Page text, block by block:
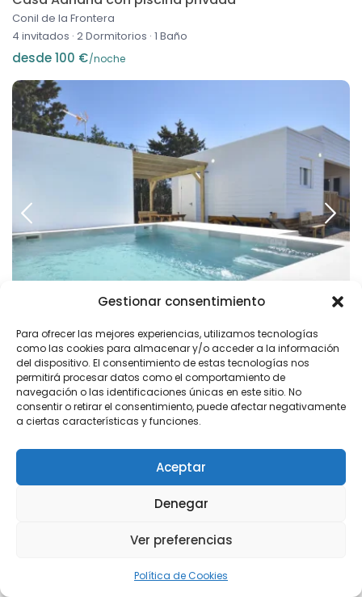
Gestionar consentimiento
Para ofrecer las mejores experiencias, utilizamos tecnologías
como las cookies para almacenar y/o acceder a la información
del dispositivo. El consentimiento de estas tecnologías nos
permitirá procesar datos como el comportamiento de
navegación o las identificaciones únicas en este sitio. No
consentir o retirar el consentimiento, puede afectar negativamente
a ciertas características y funciones.
Aceptar
Denegar
Ver preferencias
Política de Cookies
Conil de la Frontera
4 invitados · 2 Dormitorios · 1 Baño
desde 100 €/noche
Dehesa Sunset
Conil de la Frontera
2 Dormitorios·1 Baño
desde 100 €/noche